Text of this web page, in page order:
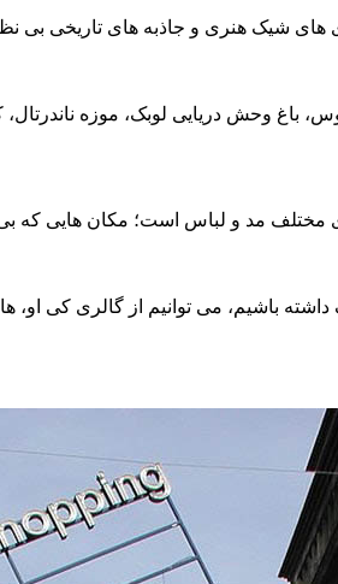
شیک هنری و جاذبه های تاریخی بی
باغ وحش دریایی لوبک، موزه
مد و لباس است؛ مکان هایی که
باشیم، می توانیم از گالری کی